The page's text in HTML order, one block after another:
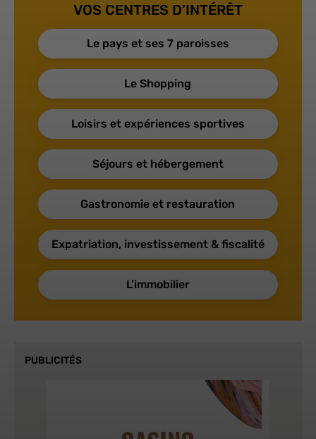
VOS CENTRES D’INTÉRÊT
Le pays et ses 7 paroisses
Le Shopping
Loisirs et expériences sportives
Séjours et hébergement
Gastronomie et restauration
Expatriation, investissement & fiscalité
L’immobilier
PUBLICITÉS